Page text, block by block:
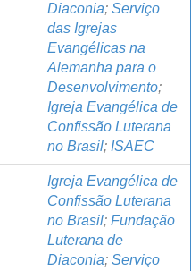
Diaconia; Serviço
das Igrejas
Evangélicas na
Alemanha para o
Desenvolvimento;
Igreja Evangélica de
Confissão Luterana
no Brasil; ISAEC
Igreja Evangélica de
Confissão Luterana
no Brasil; Fundação
Luterana de
Diaconia; Serviço